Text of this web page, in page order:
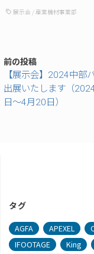
展示会 /産業機材事業部
前の投稿
【展示会】2024中部
出展いたします（
日～4月20日）
タグ
AGFA APEXEL
IFOOTAGE
King